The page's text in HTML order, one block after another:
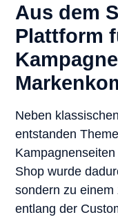
Aus dem
Plattform
Neben
entstanden
Shop wurde
sondern zu einem
entlang der